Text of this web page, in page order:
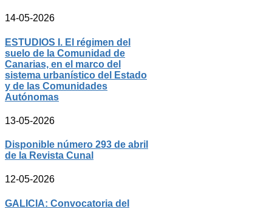
14-05-2026
ESTUDIOS I. El régimen del
suelo de la Comunidad de
Canarias, en el marco del
sistema urbanístico del Estado
y de las Comunidades
Autónomas
13-05-2026
Disponible número 293 de abril
de la Revista Cunal
12-05-2026
GALICIA: Convocatoria del